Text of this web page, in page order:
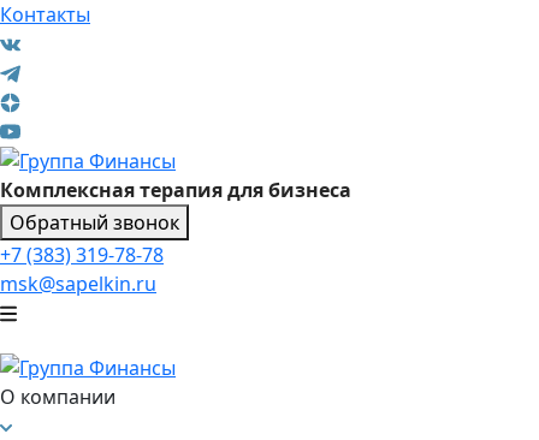
Контакты
Комплексная терапия для бизнеса
Обратный звонок
+7 (383) 319-78-78
msk@sapelkin.ru
О компании